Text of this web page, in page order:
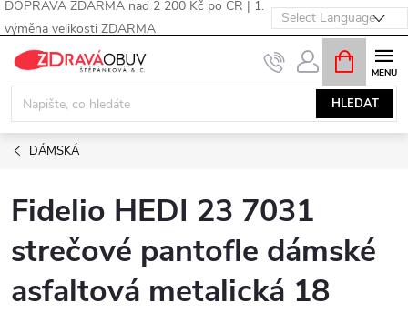
DOPRAVA ZDARMA nad 2 200 Kč po ČR | 1.
výměna velikosti ZDARMA
Přejít
obsah
HLEDAT
NÁKUPNÍ
KOŠÍK
DÁMSKÁ
Fidelio HEDI 23 7031
strečové pantofle dámské
asfaltová metalická 18